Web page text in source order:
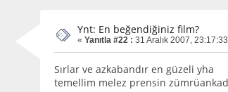
Ynt: En beğendiğiniz film?
« Yanıtla #22 : 31 Aralık 2007,
Sırlar ve azkabandır en güzeli yha
temellim melez prensin